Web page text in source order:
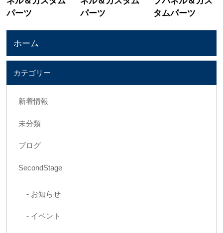
パーツ
パーツ
タムパーツ
ホーム
カテゴリー
新着情報
未分類
ブログ
SecondStage
お知らせ
イベント